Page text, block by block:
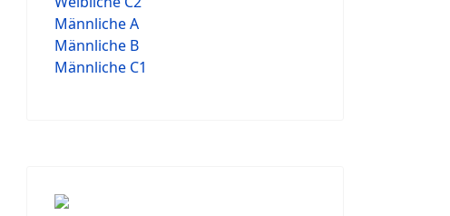
Männliche A
Männliche B
Männliche C1